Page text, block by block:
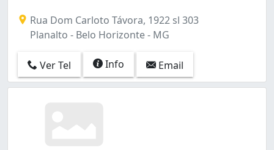
Rua Dom Carloto Távora, 1922 sl 303
Planalto - Belo Horizonte - MG
Ver Tel Info Email